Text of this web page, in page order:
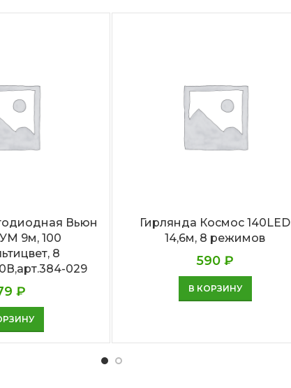
Вьюн
9м, 100
8
029
₽
Гирлянда Космос 140LED
14,6м, 8 режимов
590₽
В КОРЗИНУ